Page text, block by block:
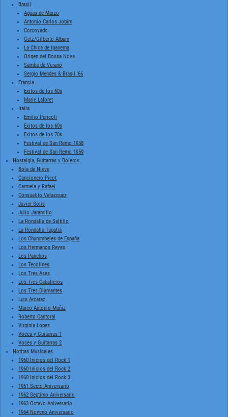
Brasil
Aguas de Marzo
Antonio Carlos Jobim
Corcovado
Getz/Gilberto Album
La Chica de Ipanema
Origen del Bossa Nova
Samba de Verano
Sergio Mendes & Brasil '66
Francia
Exitos de los 60s
Marie Laforet
Italia
Emilio Pericoli
Exitos de los 60s
Exitos de los 70s
Festival de San Remo 1958
Festival de San Remo 1959
Nostalgia, Guitarras y Boleros
Bola de Nieve
Cancionero Picot
Carmela y Rafael
Consuelito Velazquez
Javier Solis
Julio Jaramillo
La Rondalla de Saltillo
La Rondalla Tapatia
Los Churumbeles de España
Los Hermanos Reyes
Los Panchos
Los Tecolines
Los Tres Ases
Los Tres Caballeros
Los Tres Diamantes
Luis Arcaraz
Marco Antonio Muñiz
Roberto Cantoral
Virginia Lopez
Voces y Guitarras 1
Voces y Guitarras 2
Notitas Musicales
1960 Inicios del Rock 1
1960 Inicios del Rock 2
1960 Inicios del Rock 3
1961 Sexto Aniversario
1962 Septimo Aniversario
1963 Octavo Aniversario
1964 Noveno Aniversario